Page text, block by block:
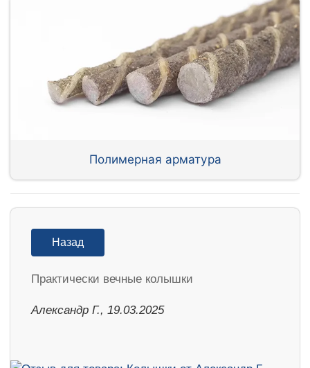
Полимерная арматура
Назад
Практически вечные колышки
Александр Г., 19.03.2025